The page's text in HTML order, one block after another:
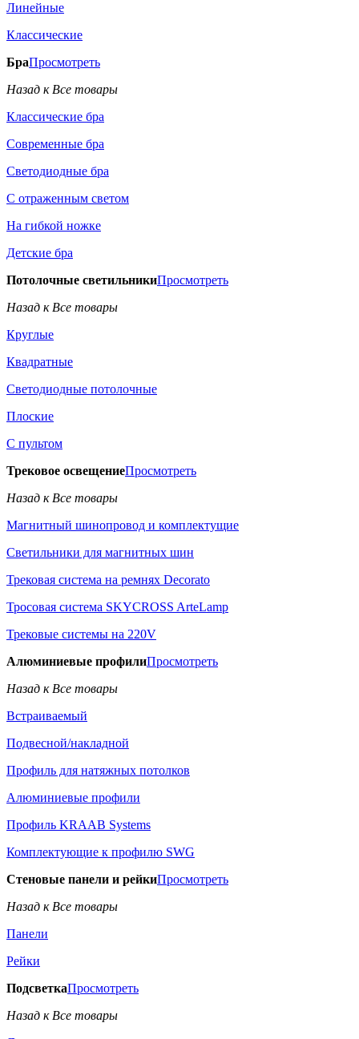
Линейные
Классические
БраПросмотреть
Назад к Все товары
Классические бра
Современные бра
Светодиодные бра
С отраженным светом
На гибкой ножке
Детские бра
Потолочные светильникиПросмотреть
Назад к Все товары
Круглые
Квадратные
Светодиодные потолочные
Плоские
С пультом
Трековое освещениеПросмотреть
Назад к Все товары
Магнитный шинопровод и комплектущие
Светильники для магнитных шин
Трековая система на ремнях Decorato
Тросовая система SKYCROSS ArteLamp
Трековые системы на 220V
Алюминиевые профилиПросмотреть
Назад к Все товары
Встраиваемый
Подвесной/накладной
Профиль для натяжных потолков
Алюминиевые профили
Профиль KRAAB Systems
Комплектующие к профилю SWG
Стеновые панели и рейкиПросмотреть
Назад к Все товары
Панели
Рейки
ПодсветкаПросмотреть
Назад к Все товары